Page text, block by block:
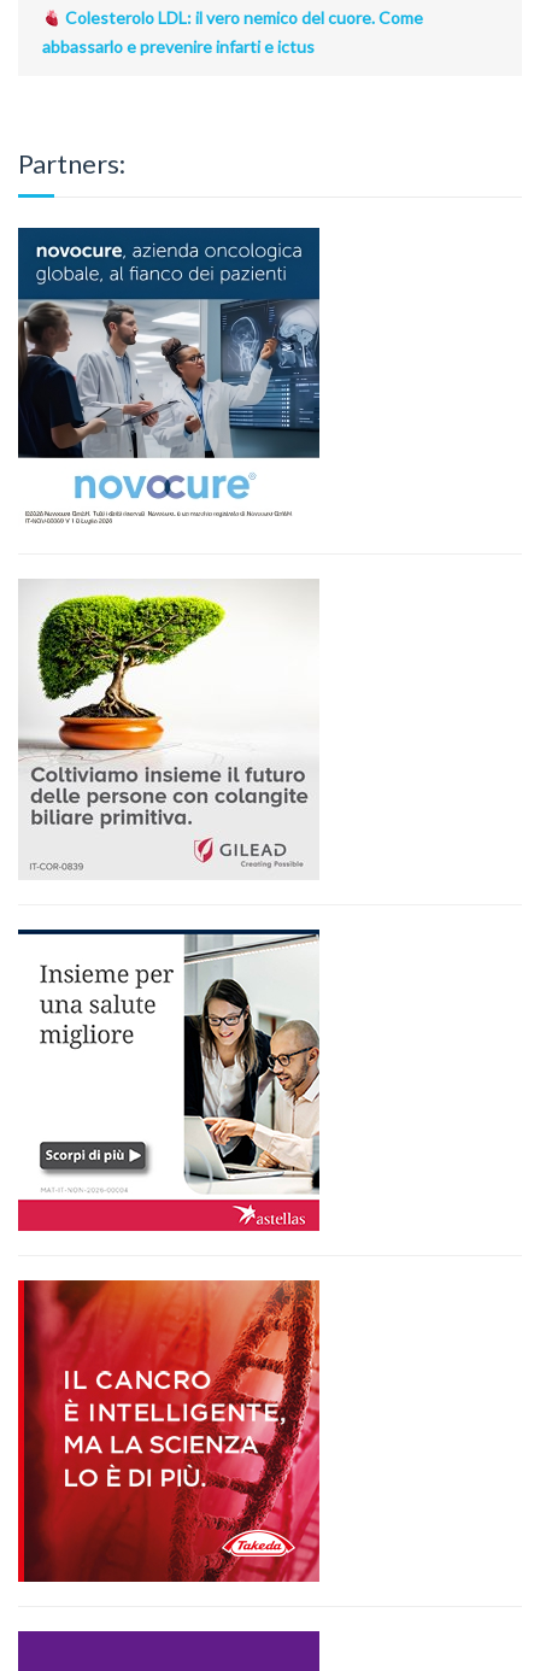
Colesterolo LDL: il vero nemico del cuore. Come
abbassarlo e prevenire infarti e ictus
Partners: